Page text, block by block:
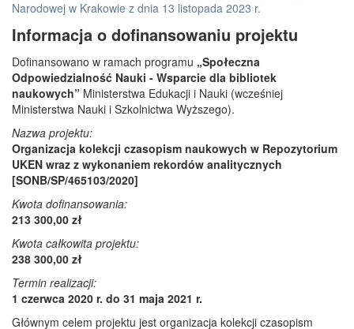
Narodowej w Krakowie z dnia 13 listopada 2023 r.
Informacja o dofinansowaniu projektu
Dofinansowano w ramach programu „Społeczna
Odpowiedzialność Nauki - Wsparcie dla bibliotek
naukowych” Ministerstwa Edukacji i Nauki (wcześniej
Ministerstwa Nauki i Szkolnictwa Wyższego).
Nazwa projektu:
Organizacja kolekcji czasopism naukowych w Repozytorium
UKEN wraz z wykonaniem rekordów analitycznych
[SONB/SP/465103/2020]
Kwota dofinansowania:
213 300,00 zł
Kwota całkowita projektu:
238 300,00 zł
Termin realizacji:
1 czerwca 2020 r. do 31 maja 2021 r.
Głównym celem projektu jest organizacja kolekcji czasopism